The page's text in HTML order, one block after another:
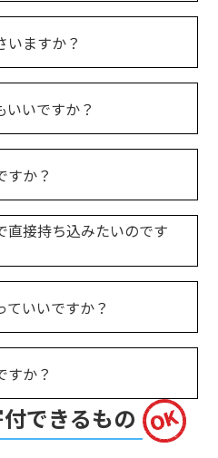
いますか？
いですか？
すか？
直接持ち込みたいのです
いいですか？
すか？
できるもの